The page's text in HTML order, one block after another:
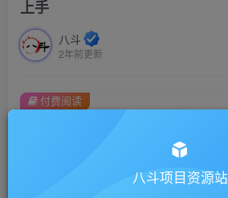
上手
八斗
2年前更新
此内容为付费阅读，请付费后查看
金币9.9金币99
付费阅读
八斗项目资源站